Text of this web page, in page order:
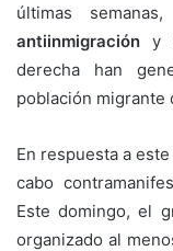
últimas
antiinmigración y
derecha han
población migrante
En respuesta a
cabo
Este domingo, el
organizado al